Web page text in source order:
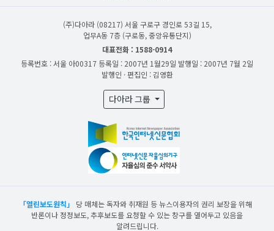
(주)다아라 (08217) 서울 구로구 경인로 53길 15,
업무A동 7층 (구로동, 중앙유통단지)
대표전화 : 1588-0914
등록번호 : 서울 아00317 등록일 : 2007년 1월29일 발행일 : 2007년 7월 2일
발행인 · 편집인 : 김영환
다아라 그룹
「열린보도원칙」
당 매체는 독자와 취재원 등 뉴스이용자의 권리 보장을 위해
반론이나 정정보도, 추후보도를 요청할 수 있는 창구를 열어두고 있음을
알려드립니다.